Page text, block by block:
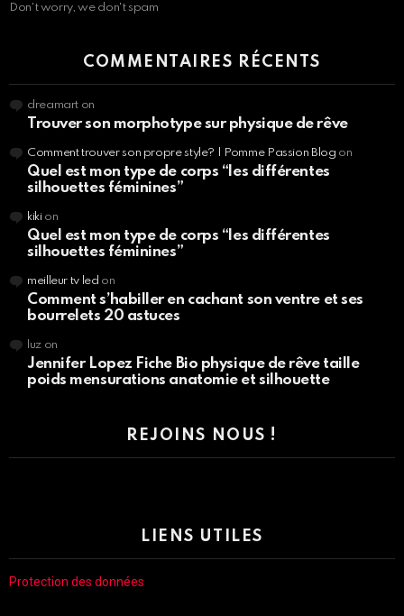
Don't worry, we don't spam
COMMENTAIRES RÉCENTS
dreamart on
Trouver son morphotype sur physique de rêve
Comment trouver son propre style? | Pomme Passion Blog on
Quel est mon type de corps “les différentes
silhouettes féminines”
kikion
Quel est mon type de corps “les différentes
silhouettes féminines”
meilleur tv led on
Comment s’habiller en cachant son ventre et ses
bourrelets 20 astuces
luzon
Jennifer Lopez Fiche Bio physique de rêve taille
poids mensurations anatomie et silhouette
REJOINS NOUS !
LIENS UTILES
Protection des données